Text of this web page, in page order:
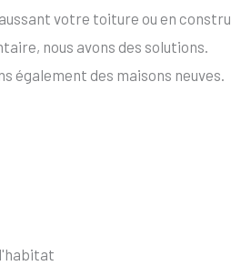
votre toiture ou en
nous avons des solutions.
également des maisons neuves.